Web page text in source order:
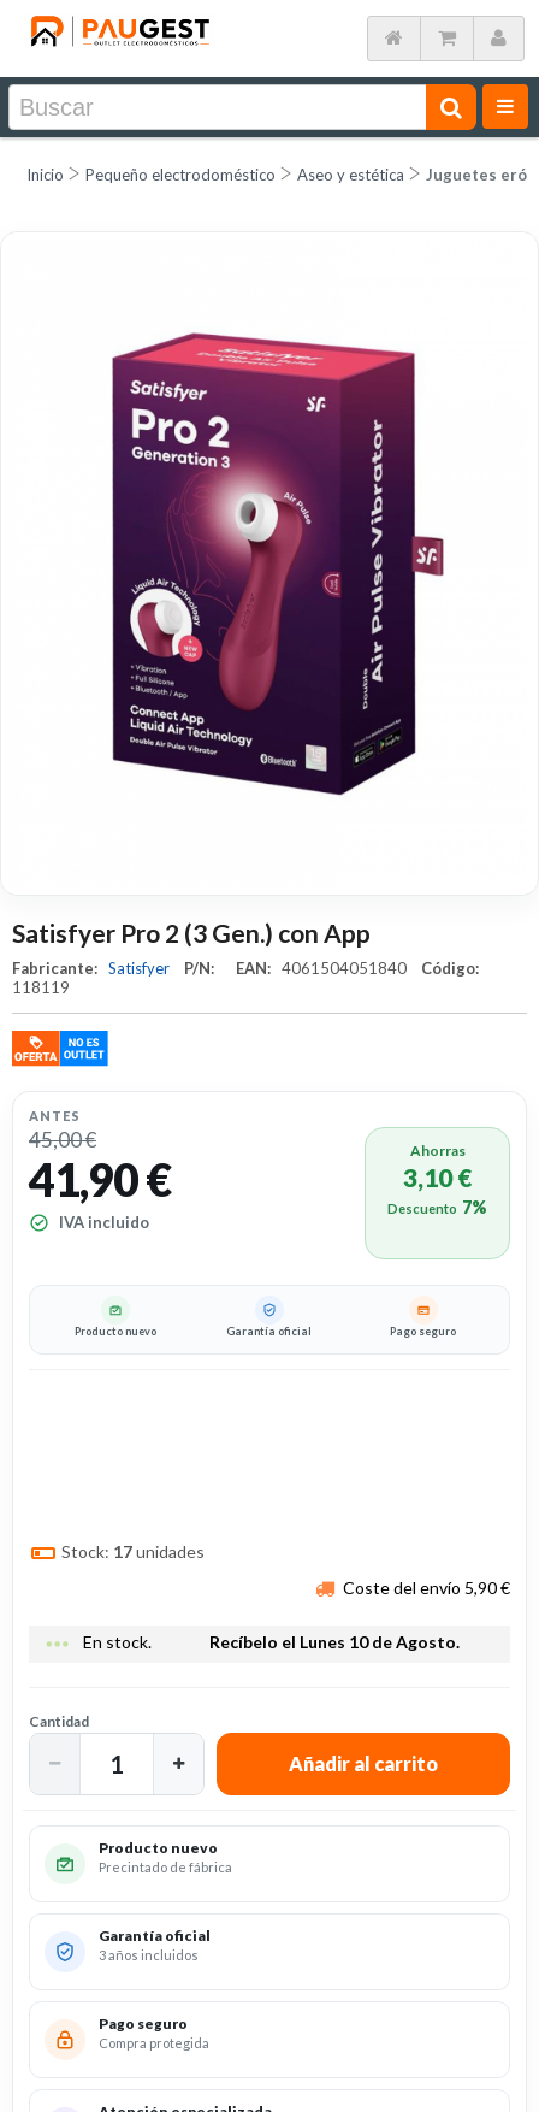
Inicio Pequeño electrodoméstico Aseo y estética Juguetes
Satisfyer Pro 2 (3 Gen.) con App
Fabricante: Satisfyer P/N: EAN: 4061504051840 Código:
118119
ANTES
45,00 €
41,90 €
IVA incluido
Ahorras
3,10 €
Descuento 7%
Producto nuevo Garantía oficial Pago seguro
Stock: 17unidades
Coste del envío 5,90 €
more_horiz En stock. Recíbelo el Lunes 10 de Agosto.
Cantidad
Producto nuevo
Precintado de fábrica
Garantía oficial
3 años incluidos
Pago seguro
Compra protegida